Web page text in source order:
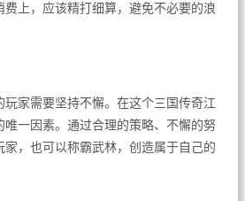
上，应该精打细算，避免不必要的浪
家需要坚持不懈。在这个三国传奇江
一因素。通过合理的策略、不懈的努
家，也可以称霸武林，创造属于自己的